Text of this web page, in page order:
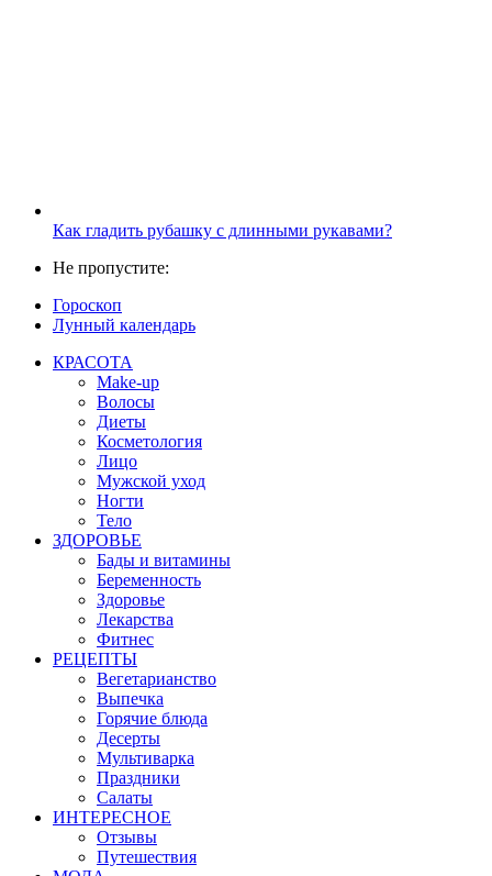
Как гладить рубашку с длинными рукавами?
Не пропустите:
Гороскоп
Лунный календарь
КРАСОТА
Make-up
Волосы
Диеты
Косметология
Лицо
Мужской уход
Ногти
Тело
ЗДОРОВЬЕ
Бады и витамины
Беременность
Здоровье
Лекарства
Фитнес
РЕЦЕПТЫ
Вегетарианство
Выпечка
Горячие блюда
Десерты
Мультиварка
Праздники
Салаты
ИНТЕРЕСНОЕ
Отзывы
Путешествия